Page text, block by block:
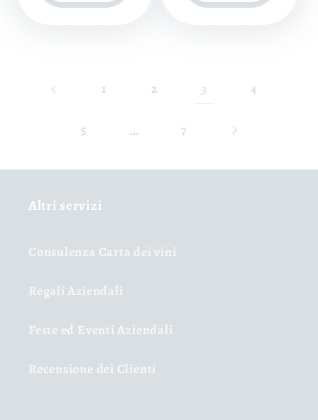
1 2 3 4
5 … 7
Altri servizi
Consulenza Carta dei vini
Regali Aziendali
Feste ed Eventi Aziendali
Recensione dei Clienti